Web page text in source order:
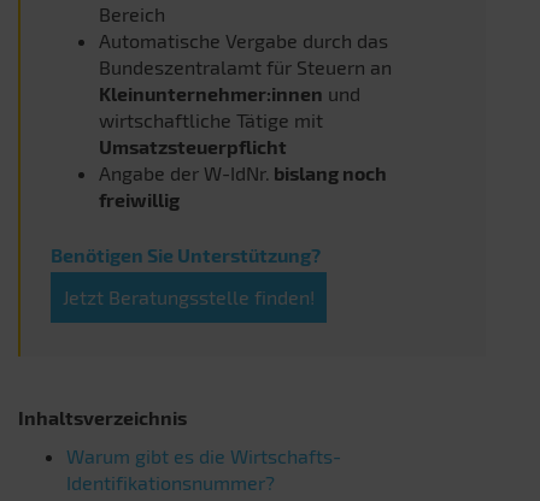
Bereich
Automatische Vergabe durch das
Bundeszentralamt für Steuern an
Kleinunternehmer:innen und
wirtschaftliche Tätige mit
Umsatzsteuerpflicht
Angabe der W-IdNr. bislang noch
freiwillig
Benötigen Sie Unterstützung?
Jetzt Beratungsstelle finden!
Inhaltsverzeichnis
Warum gibt es die Wirtschafts-
Identifikationsnummer?